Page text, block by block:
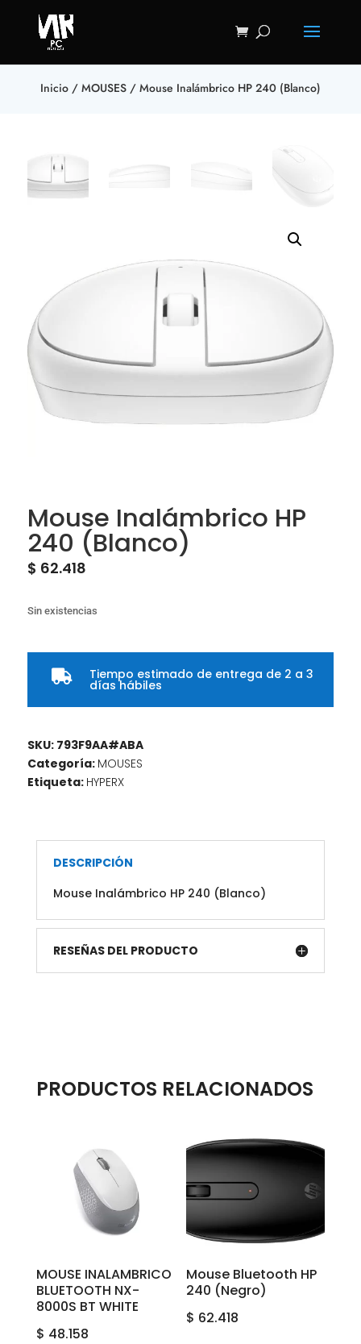
Inicio / MOUSES / Mouse Inalámbrico HP 240 (Blanco)
Mouse Inalámbrico HP
240 (Blanco)
$ 62.418
Sin existencias
 Tiempo estimado de entrega de 2 a 3
días hábiles
SKU: 793F9AA#ABA
Categoría: MOUSES
Etiqueta: HYPERX
DESCRIPCIÓN
Mouse Inalámbrico HP 240 (Blanco)
RESEÑAS DEL PRODUCTO
PRODUCTOS RELACIONADOS
MOUSE INALAMBRICO
BLUETOOTH NX-
8000S BT WHITE
$ 48.158
Mouse Bluetooth HP
240 (Negro)
$ 62.418